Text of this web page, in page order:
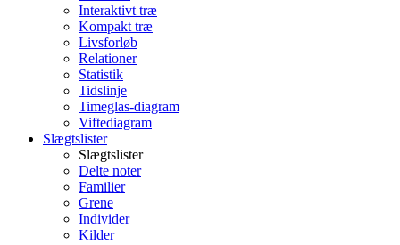
Interaktivt træ
Kompakt træ
Livsforløb
Relationer
Statistik
Tidslinje
Timeglas-diagram
Viftediagram
Slægtslister
Slægtslister
Delte noter
Familier
Grene
Individer
Kilder